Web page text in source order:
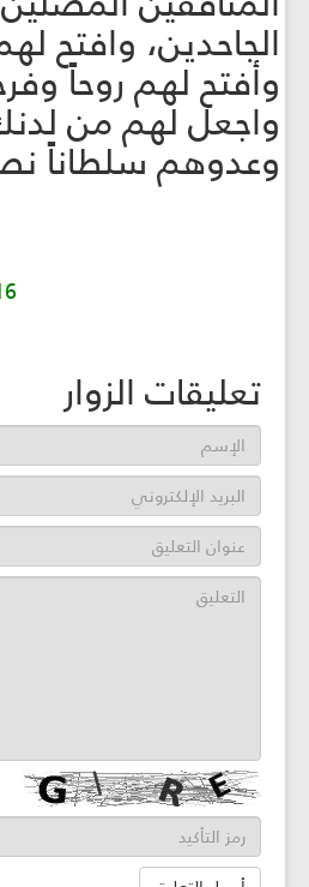
الجاحدين، وافتح
وأفتح لهم روحاً
واجعل لهم من
وعدوهم سلطاناً
تعليقات الزوار